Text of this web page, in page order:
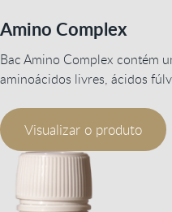
Amino Complex
Bac Amino Complex contém
aminoácidos livres, ácidos
Visualizar o produto